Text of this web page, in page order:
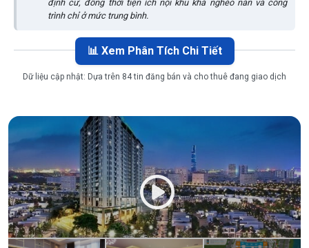
định cư, đồng thời tiện ích nội khu khá nghèo nàn và công
trình chỉ ở mức trung bình.
📊 Xem Phân Tích Chi Tiết
Dữ liệu cập nhật: Dựa trên 84 tin đăng bán và cho thuê đang giao dịch